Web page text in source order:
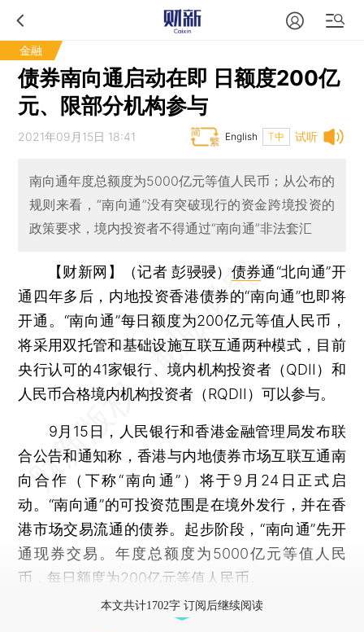
金融
债券南向通启动在即 日额度200亿
元、限部分机构参与
试听
2021年09月15日 18:41 T中
English
南向通年度总额度为5000亿元等值人民币；从公布的
规则来看，“南向通”没有突破现行的资金跨境投资的
政策要求，境内投资者不得通过“南向通”非法套汇
【财新网】（记者 彭骎骎） 债券通“北向通”开
通四年多后，内地投资香港债券的“南向通”也即将
开通。“南向通”每日额度为200亿元等值人民币，
将采用双托管和基础设施互联互通两种模式，目前
央行认可的41家银行、境内机构投资者（QDII）和
人民币合格境内机构投资者（RQDII）可以参与。
9月15日，人民银行和香港金融管理局发布联
合公告和通知称，香港与内地债券市场互联互通南
向合作（下称“南向通”）将于9月24日正式启
动。“南向通”的可投资范围是在境外发行，并在香
港市场交易流通的债券。起步阶段，“南向通”先开
通现券交易。年度总额度为5000亿元等值人民
币，每日额度为200亿元等值人民币。
本文共计1702字 订阅后继续阅读